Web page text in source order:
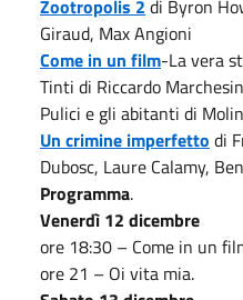
Zootropolis 2 di Byron
Giraud, Max Angioni
Come in un film-La vera
Tinti di Riccardo
Pulici e gli abitanti di
Un crimine imperfetto di
Dubosc, Laure Calamy,
Programma.
Venerdì 12 dicembre
ore 18:30 – Come in un
ore 21 – Oi vita mia.